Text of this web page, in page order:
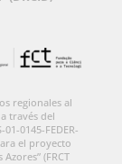
regionales al
través del
01-0145-FEDER-
el proyecto
(FRCT